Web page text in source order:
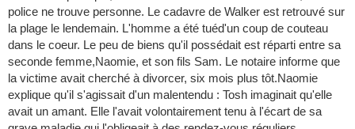
police ne trouve personne. Le cadavre de Walker est retrouvé sur
la plage le lendemain. L'homme a été tuéd'un coup de couteau
dans le coeur. Le peu de biens qu'il possédait est réparti entre sa
seconde femme,Naomie, et son fils Sam. Le notaire informe que
la victime avait cherché à divorcer, six mois plus tôt.Naomie
explique qu'il s'agissait d'un malentendu : Tosh imaginait qu'elle
avait un amant. Elle l'avait volontairement tenu à l'écart de sa